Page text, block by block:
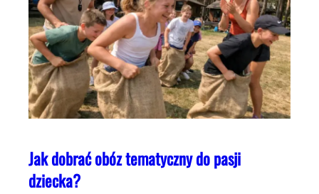
Jak dobrać obóz tematyczny do pasji
dziecka?